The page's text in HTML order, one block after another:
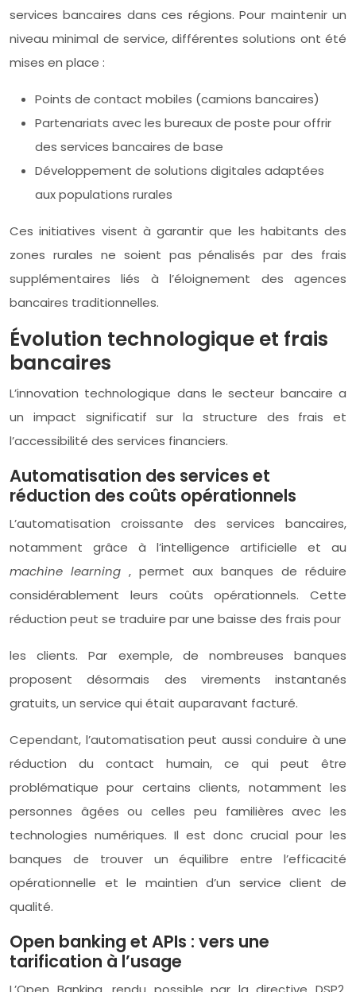
services bancaires dans ces régions. Pour maintenir un
niveau minimal de service, différentes solutions ont été
mises en place :
Points de contact mobiles (camions bancaires)
Partenariats avec les bureaux de poste pour offrir
des services bancaires de base
Développement de solutions digitales adaptées
aux populations rurales
Ces initiatives visent à garantir que les habitants des
zones rurales ne soient pas pénalisés par des frais
supplémentaires liés à l’éloignement des agences
bancaires traditionnelles.
Évolution technologique et frais
bancaires
L’innovation technologique dans le secteur bancaire a
un impact significatif sur la structure des frais et
l’accessibilité des services financiers.
Automatisation des services et
réduction des coûts opérationnels
L’automatisation croissante des services bancaires,
notamment grâce à l’intelligence artificielle et au
machine learning , permet aux banques de réduire
considérablement leurs coûts opérationnels. Cette
réduction peut se traduire par une baisse des frais pour
les clients. Par exemple, de nombreuses banques
proposent désormais des virements instantanés
gratuits, un service qui était auparavant facturé.
Cependant, l’automatisation peut aussi conduire à une
réduction du contact humain, ce qui peut être
problématique pour certains clients, notamment les
personnes âgées ou celles peu familières avec les
technologies numériques. Il est donc crucial pour les
banques de trouver un équilibre entre l’efficacité
opérationnelle et le maintien d’un service client de
qualité.
Open banking et APIs : vers une
tarification à l’usage